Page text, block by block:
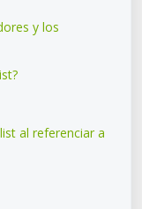
y los
al referenciar a